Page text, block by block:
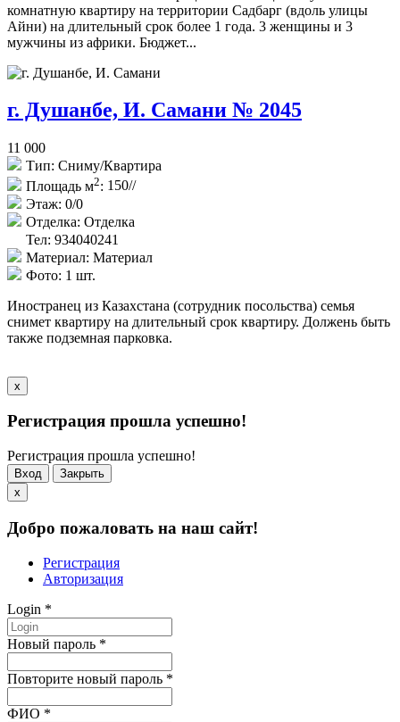
комнатную квартиру на территории Садбарг (вдоль улицы
Айни) на длительный срок более 1 года. 3 женщины и 3
мужчины из африки. Бюджет...
г. Душанбе, И. Самани № 2045
11 000
Тип: Сниму/Квартира
Площадь м2: 150//
Этаж: 0/0
Отделка: Отделка
Тел: 934040241
Материал: Материал
Фото: 1 шт.
Иностранец из Казахстана (сотрудник посольства) семья
снимет квартиру на длительный срок квартиру. Должень быть
также подземная парковка.
x
Регистрация прошла успешно!
Регистрация прошла успешно!
Вход
Закрыть
x
Добро пожаловать на наш сайт!
Регистрация
Авторизация
Login *
Новый пароль *
Повторите новый пароль *
ФИО *